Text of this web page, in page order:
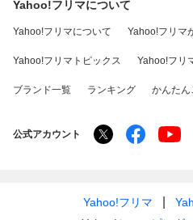
Yahoo!フリマについて
Yahoo!フリマについて Yahoo!フリマ
Yahoo!フリマトピックス Yahoo!フリ
ブランド一覧 ランキング かんたん
公式アカウント
Yahoo!フリマ